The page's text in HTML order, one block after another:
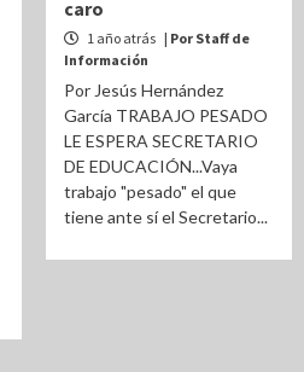
caro
1 año atrás | Por Staff de
Información
Por Jesús Hernández
García TRABAJO PESADO
LE ESPERA SECRETARIO
DE EDUCACIÓN...Vaya
trabajo "pesado" el que
tiene ante sí el Secretario...